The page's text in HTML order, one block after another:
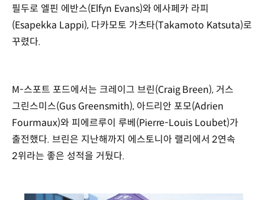
필두로 엘핀 에반스(Elfyn Evans)와 에사페카 라피
(Esapekka Lappi), 다카모토 가츠타(Takamoto Katsuta)로
꾸렸다.
M-스포트 포드에서는 크레이그 브린(Craig Breen), 거스
그린스미스(Gus Greensmith), 아드리안 포모(Adrien
Fourmaux)와 피에르루이 루베(Pierre-Louis Loubet)가
출전했다. 브린은 지난해까지 에스토니아 랠리에서 2연속
2위라는 좋은 성적을 거뒀다.